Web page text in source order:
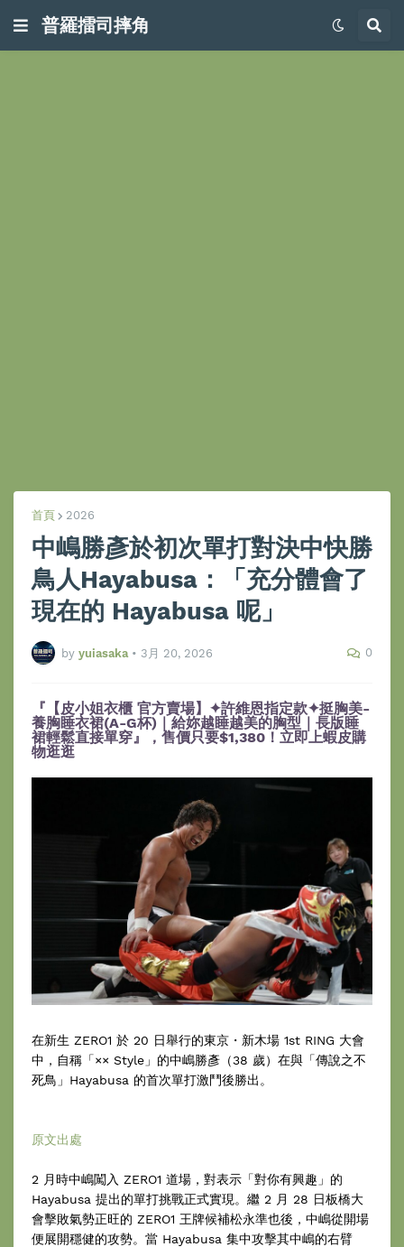
普羅擂司摔角
首頁 2026
中嶋勝彥於初次單打對決中快勝
鳥人Hayabusa：「充分體會了
現在的 Hayabusa 呢」
by yuiasaka • 3月 20, 2026 0
『【皮小姐衣櫃 官方賣場】✦許維恩指定款✦挺胸美-
養胸睡衣裙(A-G杯)｜給妳越睡越美的胸型｜長版睡
裙輕鬆直接單穿』，售價只要$1,380！立即上蝦皮購
物逛逛
在新生 ZERO1 於 20 日舉行的東京・新木場 1st RING 大會
中，自稱「×× Style」的中嶋勝彥（38 歲）在與「傳說之不
死鳥」Hayabusa 的首次單打激鬥後勝出。
原文出處
2 月時中嶋闖入 ZERO1 道場，對表示「對你有興趣」的
Hayabusa 提出的單打挑戰正式實現。繼 2 月 28 日板橋大
會擊敗氣勢正旺的 ZERO1 王牌候補松永準也後，中嶋從開場
便展開穩健的攻勢。當 Hayabusa 集中攻擊其中嶋的右臂